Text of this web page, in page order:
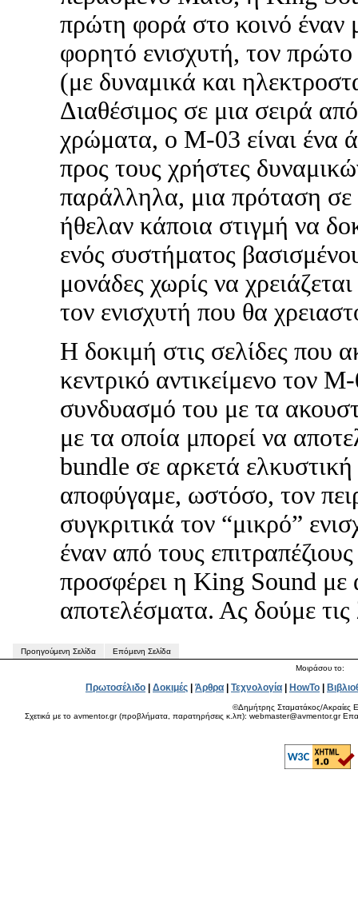
πρώτη φορά στο κοινό έναν
φορητό ενισχυτή, τον
(με δυναμικά και
Διαθέσιμος σε μια σειρά
χρώματα, ο M-03 είναι ένα
προς τους χρήστες
παράλληλα, μια πρόταση
ήθελαν κάποια στιγμή να
ενός συστήματος
μονάδες χωρίς να
τον ενισχυτή που θα
Η δοκιμή στις σελίδες που
κεντρικό αντικείμενο τον
συνδυασμό του με τα
με τα οποία μπορεί να
bundle σε αρκετά ελκυστική
αποφύγαμε, ωστόσο, τον
συγκριτικά τον “μικρό”
έναν από τους
προσφέρει η King Sound με
αποτελέσματα. Ας δούμε τις
Προηγούμενη Σελίδα
Επόμενη Σελίδα
Μοιράσου το:
Πρωτοσέλιδο | Δοκιμές | Άρθρα | Τεχνολογία | HowTo |
©Δημήτρης Σταματάκος/Ακραίες
Σχετικά με το avmentor.gr (προβλήματα, παρατηρήσεις κ.λπ): webmaster@avmentor.gr